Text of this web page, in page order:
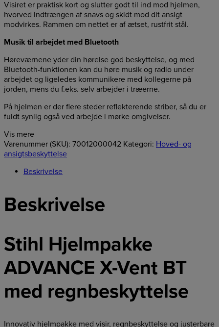
Visiret er praktisk kort og slutter godt til ind mod hjelmen,
hvorved indtrængen af snavs og skidt mod dit ansigt
modvirkes. Rammen om nettet er af ætset, rustfrit stål.
Musik til arbejdet med Bluetooth
Høreværnene yder din hørelse god beskyttelse, og med
Bluetooth-funktionen kan du høre musik og radio under
arbejdet og ligeledes kommunikere med kollegerne på
jorden, mens du f.eks. selv arbejder i træerne.
På hjelmen er der flere steder reflekterende striber, så du er
fuldt synlig også ved arbejde i mørke omgivelser.
Vis mere
Varenummer (SKU): 70012000042 Kategori: Hoved- og
ansigtsbeskyttelse
Beskrivelse
Beskrivelse
Stihl Hjelmpakke
ADVANCE X-Vent BT
med regnbeskyttelse
Innovativ hjelmpakke med visir, regnbeskyttelse og justerbare